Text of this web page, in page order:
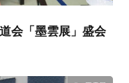
会「墨雲展」盛会